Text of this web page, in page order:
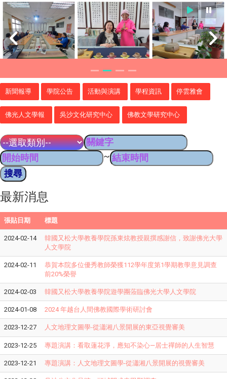
新聞報導 學院公告 活動與演講 學程資訊 停雲雅會
佛光人文學報 吳沙文化研究中心 佛教文學研究中心
~
最新消息
張貼日期 標題
2024-02-14
韓國又松大學教養學院孫東炫教授親撰感謝信，致謝佛光大學
人文學院
2024-02-11
恭賀本院多位優秀教師榮獲112學年度第1學期教學意見調查
前20%榮譽
2024-02-03 韓國又松大學教養學院遊學團蒞臨佛光大學人文學院
2024-01-08 2024 年越台人間佛教國際學術研討會
2023-12-27 人文地理文圖學-從瀟湘八景開展的東亞視覺審美
2023-12-25 專題演講：看取蓮花淨，應知不染心—居士禪師的人生智慧
2023-12-21 專題演講：人文地理文圖學-從瀟湘八景開展的視覺審美